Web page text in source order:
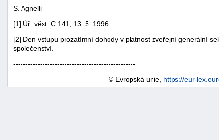
S. Agnelli
[1] Úř. věst. C 141, 13. 5. 1996.
[2] Den vstupu prozatímní dohody v platnost zveřejní generální
společenství.
--------------------------------------------------
© Evropská unie, https://eur-